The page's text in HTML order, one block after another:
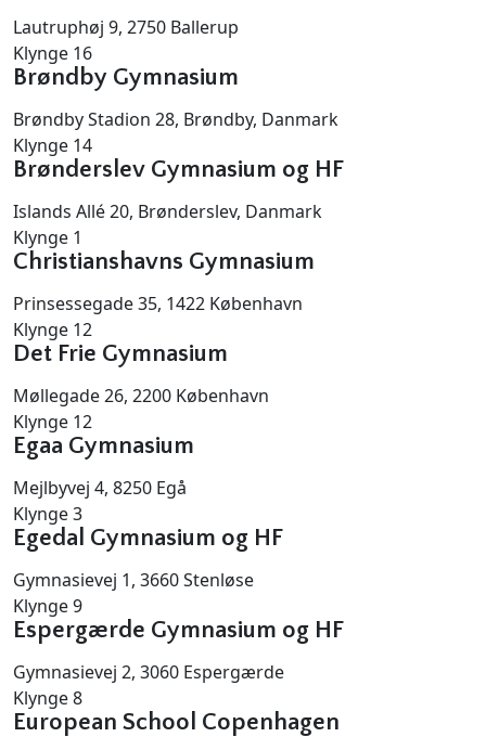
Lautruphøj 9, 2750 Ballerup
Klynge 16
Brøndby Gymnasium
Brøndby Stadion 28, Brøndby, Danmark
Klynge 14
Brønderslev Gymnasium og HF
Islands Allé 20, Brønderslev, Danmark
Klynge 1
Christianshavns Gymnasium
Prinsessegade 35, 1422 København
Klynge 12
Det Frie Gymnasium
Møllegade 26, 2200 København
Klynge 12
Egaa Gymnasium
Mejlbyvej 4, 8250 Egå
Klynge 3
Egedal Gymnasium og HF
Gymnasievej 1, 3660 Stenløse
Klynge 9
Espergærde Gymnasium og HF
Gymnasievej 2, 3060 Espergærde
Klynge 8
European School Copenhagen